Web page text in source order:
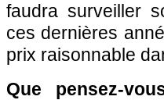
faudra surveiller
ces dernières
prix raisonnable
Que pensez-